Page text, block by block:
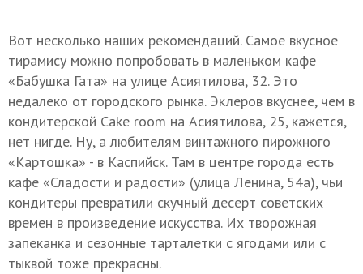
Вот несколько наших рекомендаций. Самое вкусное
тирамису можно попробовать в маленьком кафе
«Бабушка Гата» на улице Асиятилова, 32. Это
недалеко от городского рынка. Эклеров вкуснее, чем в
кондитерской Cake room на Асиятилова, 25, кажется,
нет нигде. Ну, а любителям винтажного пирожного
«Картошка» - в Каспийск. Там в центре города есть
кафе «Сладости и радости» (улица Ленина, 54а), чьи
кондитеры превратили скучный десерт советских
времен в произведение искусства. Их творожная
запеканка и сезонные тарталетки с ягодами или с
тыквой тоже прекрасны.